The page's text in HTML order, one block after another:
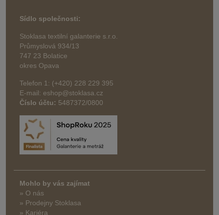
Sídlo společnosti:
Stoklasa textilní galanterie s.r.o.
Průmyslová 934/13
747 23 Bolatice
okres Opava
Telefon 1: (+420) 228 229 395
E-mail: eshop@stoklasa.cz
Číslo účtu: 5487372/0800
Mohlo by vás zajímat
» O nás
» Prodejny Stoklasa
» Kariéra